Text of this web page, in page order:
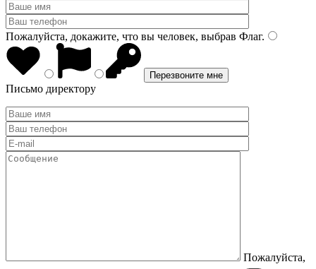
Пожалуйста, докажите, что вы человек, выбрав Флаг.
Письмо директору
Пожалуйста,